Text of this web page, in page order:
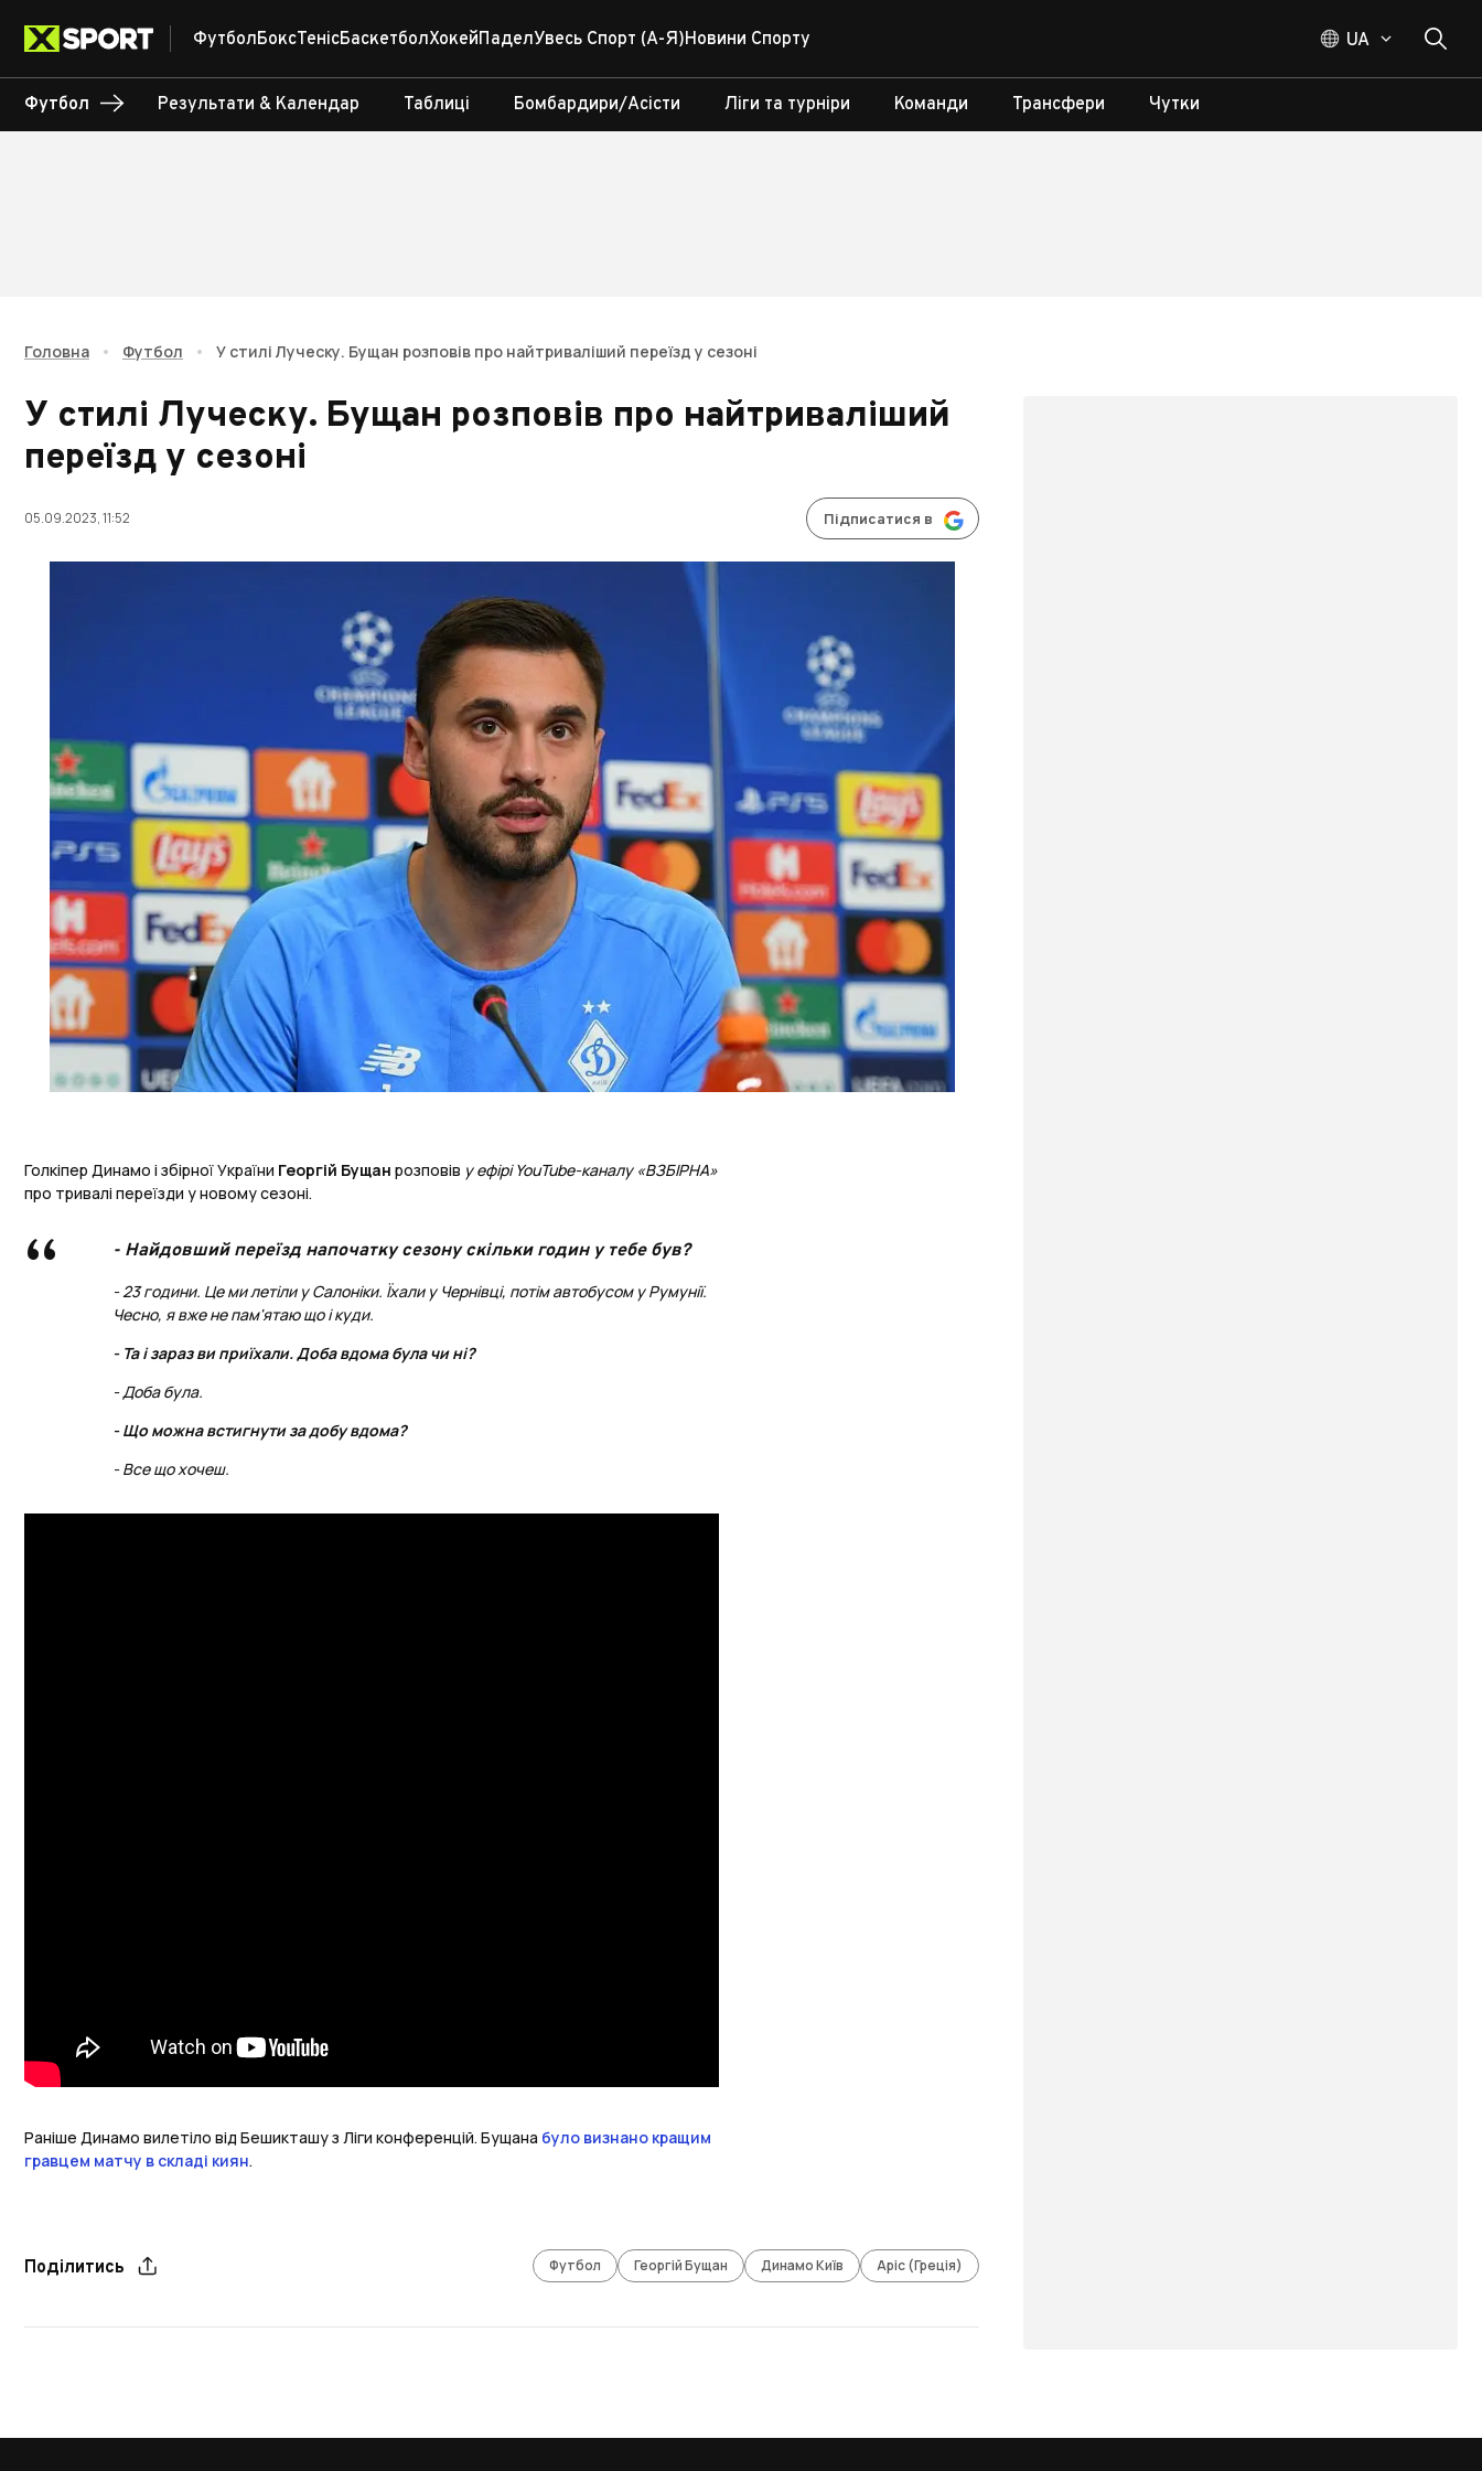
ФутболБоксТенісБаскетболХокейПаделУвесь Спорт (А-Я)Новини Спорту UA
Футбол Результати & Календар Таблиці Бомбардири/Асісти Ліги та турніри Команди Трансфери Чутки
Головна • Футбол • У стилі Луческу. Бущан розповів про найтриваліший переїзд у сезоні
У стилі Луческу. Бущан розповів про найтриваліший
переїзд у сезоні
05.09.2023, 11:52 Підписатися в
Голкіпер Динамо і збірної України Георгій Бущан розповів у ефіріYouTube-каналу «ВЗБІРНА»
про тривалі переїзди у новому сезоні.
- Найдовший переїзд напочатку сезону скільки годин у тебе був?
- 23 години. Це ми летіли у Салоніки. Їхали у Чернівці, потім автобусом у Румунії.
Чесно, я вже не пам'ятаю що і куди.
- Та і зараз ви приїхали. Доба вдома була чи ні?
- Доба була.
- Що можна встигнути за добу вдома?
- Все що хочеш.
Раніше Динамо вилетіло від Бешикташу з Ліги конференцій. Бущана було визнано кращим
гравцем матчу в складі киян.
Поділитись Футбол Георгій Бущан Динамо Київ Аріс (Греція)